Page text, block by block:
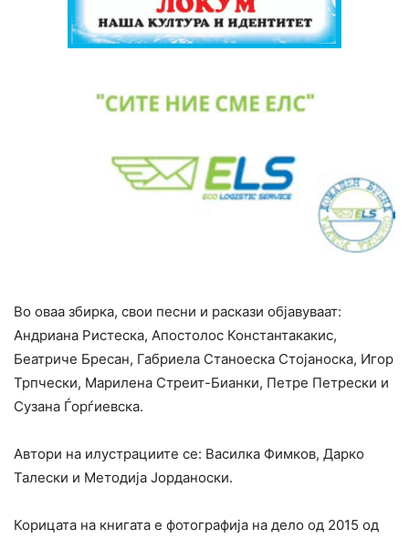
Во оваа збирка, свои песни и раскази објавуваат:
Андриана Ристеска, Апостолос Константакакис,
Беатриче Бресан, Габриела Станоеска Стојаноска, Игор
Трпчески, Марилена Стрeит-Бианки, Петре Петрески и
Сузана Ѓорѓиевска.
Автори на илустрациите се: Василка Фимков, Дарко
Талески и Методија Јорданоски.
Корицата на книгата е фотографија на дело од 2015 од